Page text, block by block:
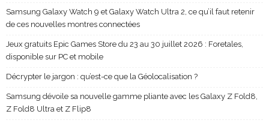
Samsung Galaxy Watch 9 et Galaxy Watch Ultra 2, ce qu’il faut retenir
de ces nouvelles montres connectées
Jeux gratuits Epic Games Store du 23 au 30 juillet 2026 : Foretales,
disponible sur PC et mobile
Décrypter le jargon : qu’est-ce que la Géolocalisation ?
Samsung dévoile sa nouvelle gamme pliante avec les Galaxy Z Fold8,
Z Fold8 Ultra et Z Flip8